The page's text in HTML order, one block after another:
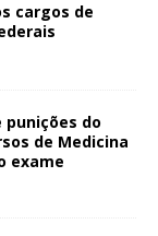
cargos de
punições do
de Medicina
exame